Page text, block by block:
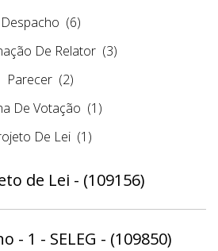
Despacho (6)
De Relator (3)
Parecer (2)
De Votação (1)
De Lei (1)
de Lei - (109156)
- 1 - SELEG - (109850)